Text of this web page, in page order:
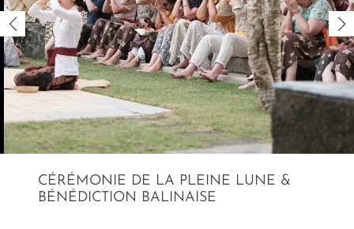
CÉRÉMONIE DE LA PLEINE LUNE &
BÉNÉDICTION BALINAISE